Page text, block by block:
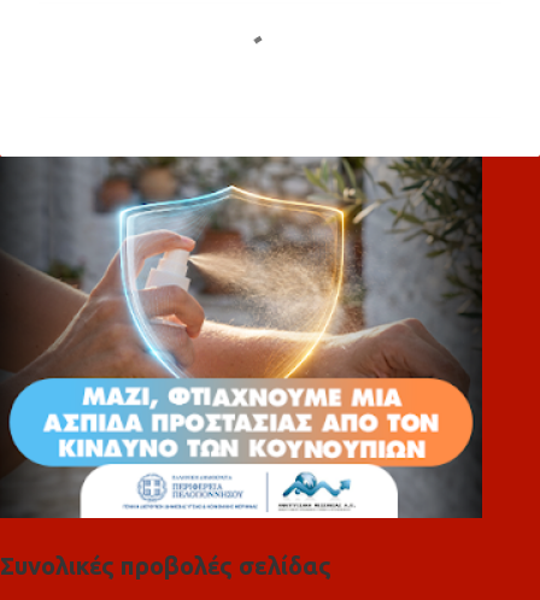
λ
Συνολικές προβολές σελίδας